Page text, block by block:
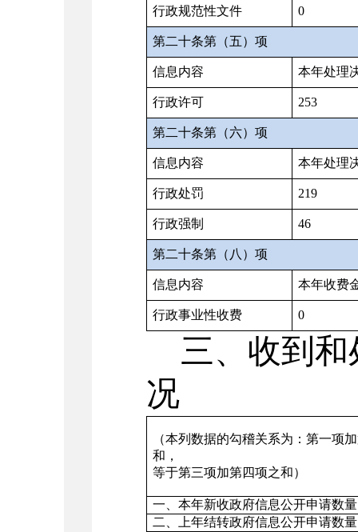
行政规范性文件 0
第二十条第（五）项
信息内容 本年处理
行政许可 253
第二十条第（六）项
信息内容 本年处理
行政处罚 219
行政强制 46
第二十条第（八）项
信息内容 本年收费
行政事业性收费 0
三、收到
况
（本列数据的勾稽关系为：第一项
和，
等于第三项加第四项之和）
一、本年新收政府信息公开申请数量
二、上年结转政府信息公开申请数量